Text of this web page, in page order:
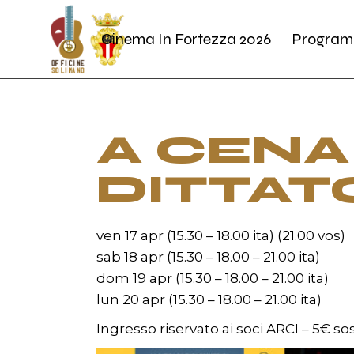
content
Cinema In Fortezza 2026
A
ven 17 apr (15.30 – 18.00 ita) (21.00 vos)
sab 18 apr (15.30 – 18.00 – 21.00 ita)
dom 19 apr (15.30 – 18.00 – 21.00 ita)
lun 20 apr (15.30 – 18.00 – 21.00 ita)
Ingresso riservato ai soci ARCI – 5€